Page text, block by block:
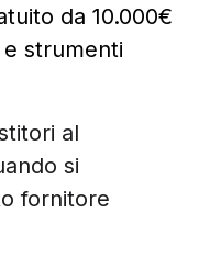
da 10.000€
strumenti
al
si
fornitore